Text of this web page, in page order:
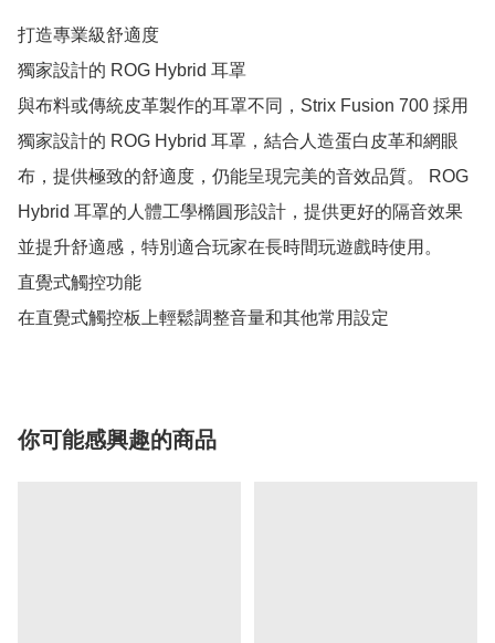
打造專業級舒適度
獨家設計的 ROG Hybrid 耳罩
與布料或傳統皮革製作的耳罩不同，Strix Fusion 700 採用
獨家設計的 ROG Hybrid 耳罩，結合人造蛋白皮革和網眼
布，提供極致的舒適度，仍能呈現完美的音效品質。 ROG
Hybrid 耳罩的人體工學橢圓形設計，提供更好的隔音效果
並提升舒適感，特別適合玩家在長時間玩遊戲時使用。
直覺式觸控功能
你可能感興趣的商品